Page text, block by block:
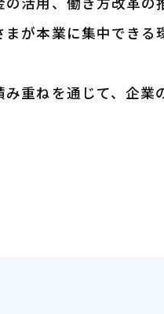
まが本業に集中でき
み重ねを通じて、企業